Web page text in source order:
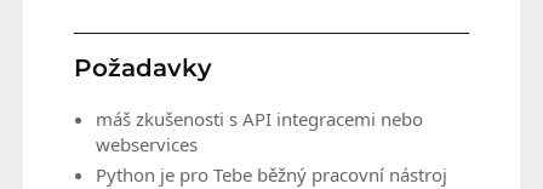
Požadavky
máš zkušenosti s API integracemi nebo
webservices
Python je pro Tebe běžný pracovní nástroj